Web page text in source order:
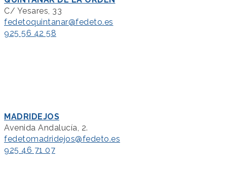
C/ Yesares, 33
fedetoquintanar@fedeto.es
925 56 42 58
MADRIDEJOS
Avenida Andalucía, 2.
fedetomadridejos@fedeto.es
925 46 71 07